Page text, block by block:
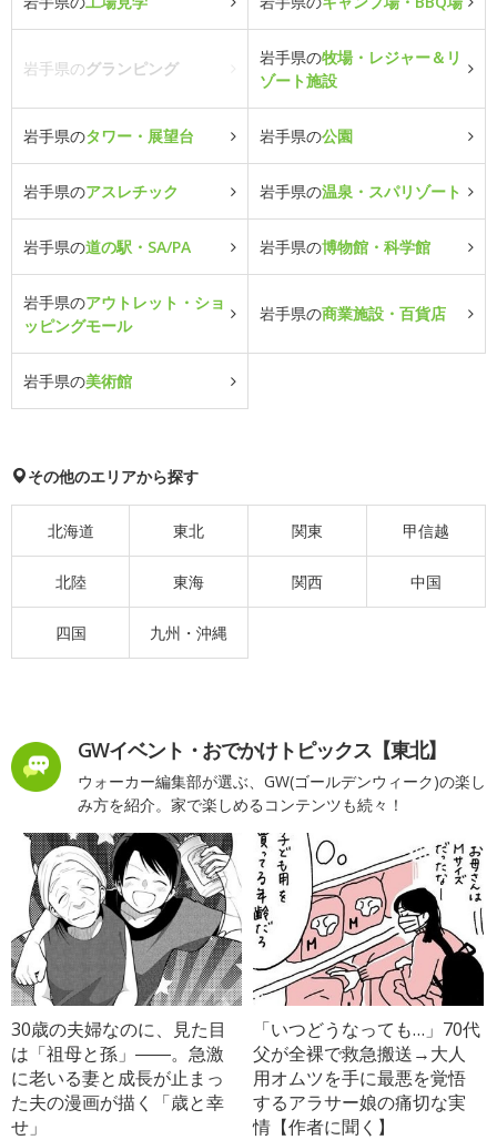
岩手県のグランピング
岩手県の牧場・レジャー＆リ
ゾート施設
岩手県のタワー・展望台 岩手県の公園
岩手県のアスレチック 岩手県の温泉・スパリゾート
岩手県の道の駅・SA/PA 岩手県の博物館・科学館
岩手県のアウトレット・ショ
ッピングモール
岩手県の商業施設・百貨店
岩手県の美術館
その他のエリアから探す
北海道 東北 関東 甲信越
北陸 東海 関西 中国
四国 九州・沖縄
GWイベント・おでかけトピックス【東北】
ウォーカー編集部が選ぶ、GW(ゴールデンウィーク)の楽し
み方を紹介。家で楽しめるコンテンツも続々！
30歳の夫婦なのに、見た目
は「祖母と孫」――。急激
に老いる妻と成長が止まっ
た夫の漫画が描く「歳と幸
せ」
「いつどうなっても…」70代
父が全裸で救急搬送→大人
用オムツを手に最悪を覚悟
するアラサー娘の痛切な実
情【作者に聞く】